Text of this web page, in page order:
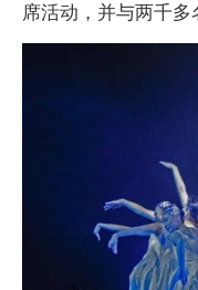
席活动，并与两千多